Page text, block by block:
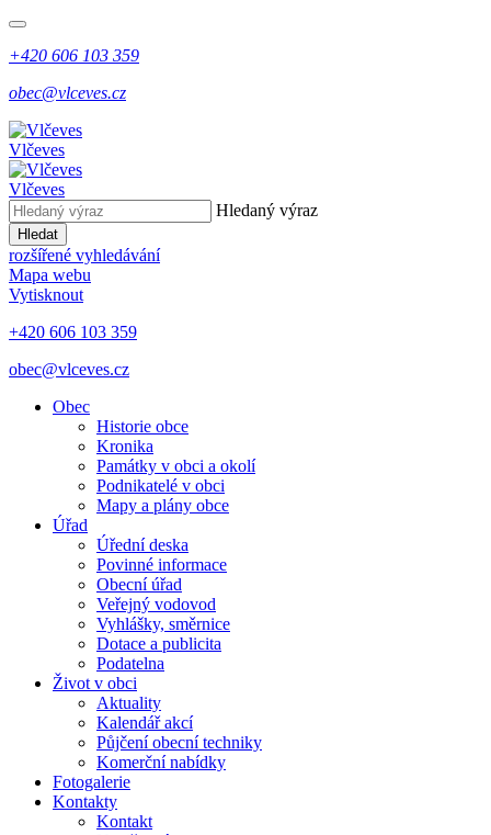
+420 606 103 359
obec@vlceves.cz
Vlčeves
Vlčeves
Hledaný výraz
Hledat
rozšířené vyhledávání
Mapa webu
Vytisknout
+420 606 103 359
obec@vlceves.cz
Obec
Historie obce
Kronika
Památky v obci a okolí
Podnikatelé v obci
Mapy a plány obce
Úřad
Úřední deska
Povinné informace
Obecní úřad
Veřejný vodovod
Vyhlášky, směrnice
Dotace a publicita
Podatelna
Život v obci
Aktuality
Kalendář akcí
Půjčení obecní techniky
Komerční nabídky
Fotogalerie
Kontakty
Kontakt